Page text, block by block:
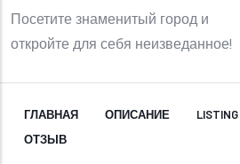
Посетите знаменитый город и
откройте для себя неизведанное!
ГЛАВНАЯ ОПИСАНИЕ
ОТЗЫВ